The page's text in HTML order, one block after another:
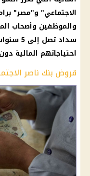
الاجتماعي" و"مصر"
والموظفين وأصحاب
سداد
احتياجاتهم المالية
قروض بنك ناصر